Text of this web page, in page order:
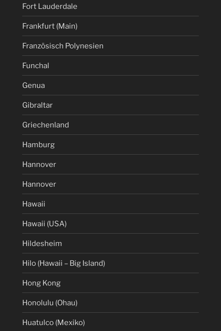
Fort Lauderdale
Frankfurt (Main)
Französisch Polynesien
Funchal
Genua
Gibraltar
Griechenland
Hamburg
Hannover
Hannover
Hawaii
Hawaii (USA)
Hildesheim
Hilo (Hawaii – Big Island)
Hong Kong
Honolulu (Ohau)
Huatulco (Mexiko)